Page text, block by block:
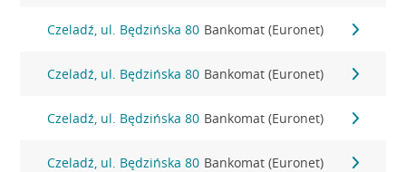
Czeladź, ul. Będzińska 80 Bankomat (Euronet)
Czeladź, ul. Będzińska 80 Bankomat (Euronet)
Czeladź, ul. Będzińska 80 Bankomat (Euronet)
Czeladź, ul. Będzińska 80 Bankomat (Euronet)